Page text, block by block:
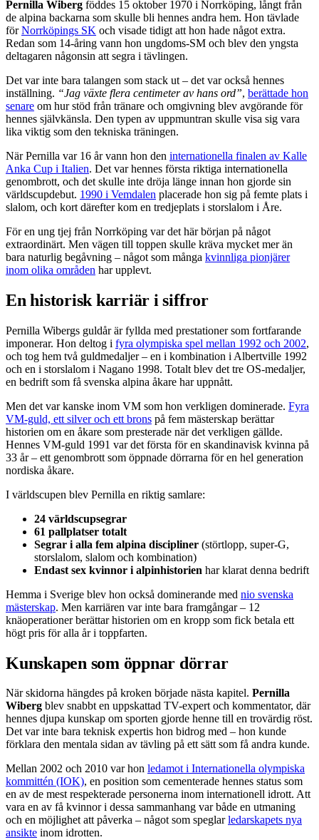
Pernilla Wiberg föddes 15 oktober 1970 i Norrköping, långt från
de alpina backarna som skulle bli hennes andra hem. Hon tävlade
förNorrköpings SK och visade tidigt att hon hade något extra.
Redan som 14-åring vann hon ungdoms-SM och blev den yngsta
deltagaren någonsin att segra i tävlingen.
Det var inte bara talangen som stack ut – det var också hennes
inställning. “Jag växte flera centimeter av hans ord”, berättade hon
senare om hur stöd från tränare och omgivning blev avgörande för
hennes självkänsla. Den typen av uppmuntran skulle visa sig vara
lika viktig som den tekniska träningen.
När Pernilla var 16 år vann hon den internationella finalen av Kalle
Anka Cup i Italien. Det var hennes första riktiga internationella
genombrott, och det skulle inte dröja länge innan hon gjorde sin
världscupdebut. 1990 i Vemdalen placerade hon sig på femte plats i
slalom, och kort därefter kom en tredjeplats i storslalom i Åre.
För en ung tjej från Norrköping var det här början på något
extraordinärt. Men vägen till toppen skulle kräva mycket mer än
bara naturlig begåvning – något som många kvinnliga pionjärer
inom olika områden har upplevt.
En historisk karriär i siffror
Pernilla Wibergs guldår är fyllda med prestationer som fortfarande
imponerar. Hon deltog i fyra olympiska spel mellan 1992 och 2002,
och tog hem två guldmedaljer – en i kombination i Albertville 1992
och en i storslalom i Nagano 1998. Totalt blev det tre OS-medaljer,
en bedrift som få svenska alpina åkare har uppnått.
Men det var kanske inom VM som hon verkligen dominerade. Fyra
VM-guld, ett silver och ett brons på fem mästerskap berättar
historien om en åkare som presterade när det verkligen gällde.
Hennes VM-guld 1991 var det första för en skandinavisk kvinna på
33 år – ett genombrott som öppnade dörrarna för en hel generation
nordiska åkare.
I världscupen blev Pernilla en riktig samlare:
24 världscupsegrar
61 pallplatser totalt
Segrar i alla fem alpina discipliner (störtlopp, super-G,
storslalom, slalom och kombination)
Endast sex kvinnor i alpinhistorien har klarat denna bedrift
Hemma i Sverige blev hon också dominerande med nio svenska
mästerskap. Men karriären var inte bara framgångar – 12
knäoperationer berättar historien om en kropp som fick betala ett
högt pris för alla år i toppfarten.
Kunskapen som öppnar dörrar
När skidorna hängdes på kroken började nästa kapitel. Pernilla
Wiberg blev snabbt en uppskattad TV-expert och kommentator, där
hennes djupa kunskap om sporten gjorde henne till en trovärdig röst.
Det var inte bara teknisk expertis hon bidrog med – hon kunde
förklara den mentala sidan av tävling på ett sätt som få andra kunde.
Mellan 2002 och 2010 var hon ledamot i Internationella olympiska
kommittén (IOK), en position som cementerade hennes status som
en av de mest respekterade personerna inom internationell idrott. Att
vara en av få kvinnor i dessa sammanhang var både en utmaning
och en möjlighet att påverka – något som speglarledarskapets nya
ansikte inom idrotten.